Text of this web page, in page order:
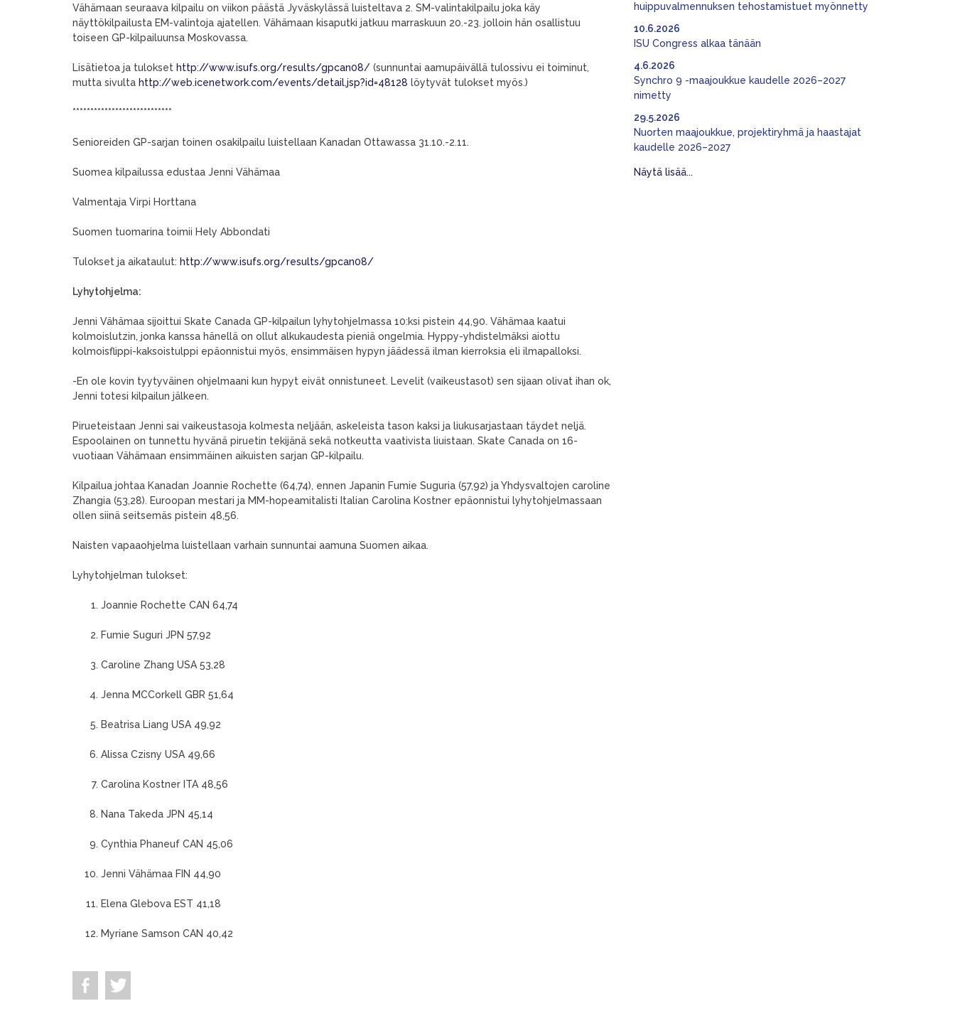
Vähämaan seuraava kilpailu on viikon päästä Jyväskylässä luisteltava 2. SM-valintakilpailu joka käy
näyttökilpailusta EM-valintoja ajatellen. Vähämaan kisaputki jatkuu marraskuun 20.-23. jolloin hän osallistuu
toiseen GP-kilpailuunsa Moskovassa.
Lisätietoa ja tulokset http://www.isufs.org/results/gpcan08/ (sunnuntai aamupäivällä tulossivu ei toiminut,
mutta sivulta http://web.icenetwork.com/events/detail.jsp?id=48128 löytyvät tulokset myös.)
****************************
Senioreiden GP-sarjan toinen osakilpailu luistellaan Kanadan Ottawassa 31.10.-2.11.
Suomea kilpailussa edustaa Jenni Vähämaa
Valmentaja Virpi Horttana
Suomen tuomarina toimii Hely Abbondati
Tulokset ja aikataulut: http://www.isufs.org/results/gpcan08/
Lyhytohjelma:
Jenni Vähämaa sijoittui Skate Canada GP-kilpailun lyhytohjelmassa 10:ksi pistein 44,90. Vähämaa kaatui
kolmoislutzin, jonka kanssa hänellä on ollut alkukaudesta pieniä ongelmia. Hyppy-yhdistelmäksi aiottu
kolmoisflippi-kaksoistulppi epäonnistui myös, ensimmäisen hypyn jäädessä ilman kierroksia eli ilmapalloksi.
-En ole kovin tyytyväinen ohjelmaani kun hypyt eivät onnistuneet. Levelit (vaikeustasot) sen sijaan olivat ihan ok,
Jenni totesi kilpailun jälkeen.
Pirueteistaan Jenni sai vaikeustasoja kolmesta neljään, askeleista tason kaksi ja liukusarjastaan täydet neljä.
Espoolainen on tunnettu hyvänä piruetin tekijänä sekä notkeutta vaativista liuistaan. Skate Canada on 16-
vuotiaan Vähämaan ensimmäinen aikuisten sarjan GP-kilpailu.
Kilpailua johtaa Kanadan Joannie Rochette (64,74), ennen Japanin Fumie Suguria (57,92) ja Yhdysvaltojen caroline
Zhangia (53,28). Euroopan mestari ja MM-hopeamitalisti Italian Carolina Kostner epäonnistui lyhytohjelmassaan
ollen siinä seitsemäs pistein 48,56.
Naisten vapaaohjelma luistellaan varhain sunnuntai aamuna Suomen aikaa.
Lyhytohjelman tulokset:
Joannie Rochette CAN 64,74
Fumie Suguri JPN 57,92
Caroline Zhang USA 53,28
Jenna MCCorkell GBR 51,64
Beatrisa Liang USA 49,92
Alissa Czisny USA 49,66
Carolina Kostner ITA 48,56
Nana Takeda JPN 45,14
Cynthia Phaneuf CAN 45,06
Jenni Vähämaa FIN 44,90
Elena Glebova EST 41,18
Myriane Samson CAN 40,42
huippuvalmennuksen tehostamistuet myönnetty
ISU Congress alkaa tänään
10.6.2026
Synchro 9 -maajoukkue kaudelle 2026–2027
nimetty
4.6.2026
Nuorten maajoukkue, projektiryhmä ja haastajat
kaudelle 2026–2027
29.5.2026
Näytä lisää...